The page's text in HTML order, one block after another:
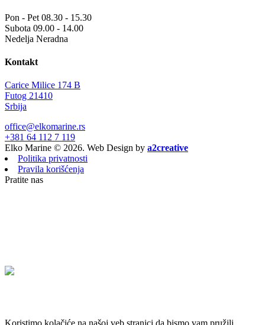
Pon - Pet 08.30 - 15.30
Subota 09.00 - 14.00
Nedelja Neradna
Kontakt
Carice Milice 174 B
Futog 21410
Srbija
office@elkomarine.rs
+381 64 112 7 119
Elko Marine © 2026. Web Design by a2creative
Politika privatnosti
Pravila korišćenja
Pratite nas